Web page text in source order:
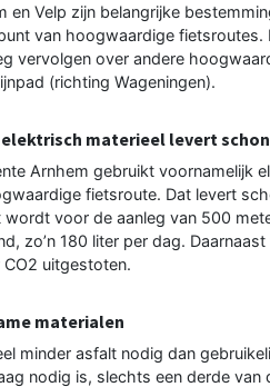
en Velp zijn belangrijke
van hoogwaardige fietsroutes.
vervolgen over andere
(richting Wageningen).
materieel levert
Arnhem gebruikt voornamelijk
fietsroute. Dat levert
wordt voor de aanleg van 500
zo’n 180 liter per dag.
CO2 uitgestoten.
materialen
minder asfalt nodig dan
nodig is, slechts een derde